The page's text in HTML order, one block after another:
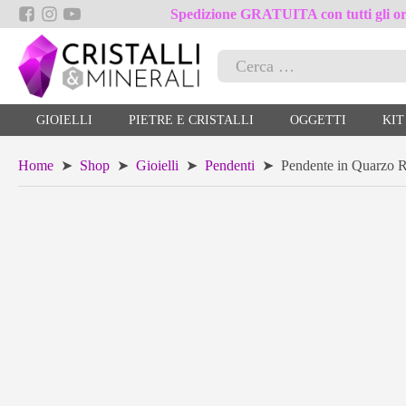
Spedizione GRATUITA con tutti gli
Ricerca
GIOIELLI PIETRE E CRISTALLI OGGETTI KIT
Home ➤ Shop ➤ Gioielli ➤ Pendenti ➤ Pendente in Quarzo